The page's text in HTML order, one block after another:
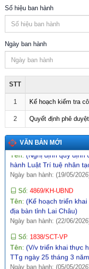
Số hiệu ban hành
Ngày ban hành
STT
1 Kế hoạch kiểm tra
2 Quyết định phê
VĂN BẢN MỚI
2026)
Ngày ban hành: (09/05/
Số:3092/SCT-QLTM
Tên:
(Tuyên truyền, phổ
thi, hỏi đáp các quy định
sản vào thị trường EU)
Ngày ban hành: (12/07/
Số:
ngày 16/4/2026 của Cơ
57-NQ/TW)
Ngày ban hành: (09/05/
Số:142/2026/NĐ-CP
Tên:(Nghị định quy định
hành Luật Trí tuệ nhân
Ngày ban hành: (19/05/
Số: 4869/KH-UBND
Tên: (Kế hoạch triển
địa bàn tỉnh Lai Châu)
Ngày ban hành: (22/06/
Số: 1838/SCT-VP
Tên: (V/v triển khai thực
TTg ngày 25 tháng 3
Ngày ban hành: (05/05/